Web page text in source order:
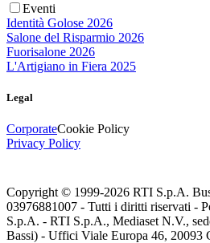
Eventi
Identità Golose 2026
Salone del Risparmio 2026
Fuorisalone 2026
L'Artigiano in Fiera 2025
Legal
CorporateCookie Policy
Privacy Policy
Copyright © 1999-2026 RTI S.p.A.
03976881007 - Tutti i diritti riservati -
S.p.A. - RTI S.p.A., Mediaset N.V.,
Bassi) - Uffici Viale Europa 46, 20093